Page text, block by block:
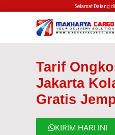
Selamat Datang
Tarif
Jakarta
Gratis
KIRIM HARI INI